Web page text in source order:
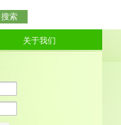
搜索
关于我们